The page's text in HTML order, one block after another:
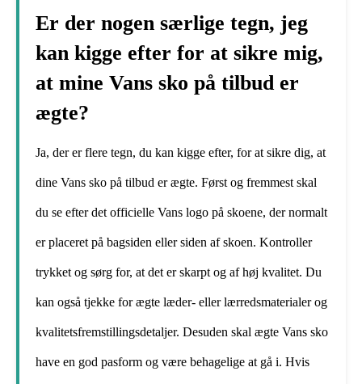
Er der nogen særlige tegn, jeg
kan kigge efter for at sikre mig,
at mine Vans sko på tilbud er
ægte?
Ja, der er flere tegn, du kan kigge efter, for at sikre dig, at
dine Vans sko på tilbud er ægte. Først og fremmest skal
du se efter det officielle Vans logo på skoene, der normalt
er placeret på bagsiden eller siden af skoen. Kontroller
trykket og sørg for, at det er skarpt og af høj kvalitet. Du
kan også tjekke for ægte læder- eller lærredsmaterialer og
kvalitetsfremstillingsdetaljer. Desuden skal ægte Vans sko
have en god pasform og være behagelige at gå i. Hvis